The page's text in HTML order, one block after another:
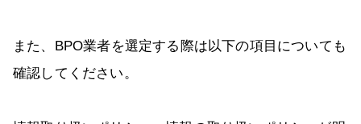
また、BPO業者を選定する際は以下の項目についても
確認してください。